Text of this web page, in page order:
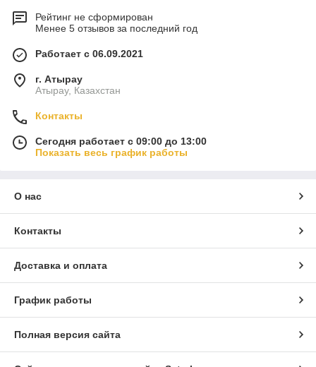
Рейтинг не сформирован
Менее 5 отзывов за последний год
Работает с 06.09.2021
г. Атырау
Атырау, Казахстан
Контакты
Сегодня работает с 09:00 до 13:00
Показать весь график работы
О нас
Контакты
Доставка и оплата
График работы
Полная версия сайта